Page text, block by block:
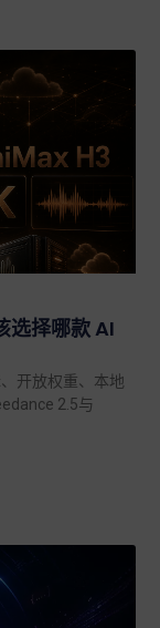
择哪款 AI
开放权重、本地
2.5与